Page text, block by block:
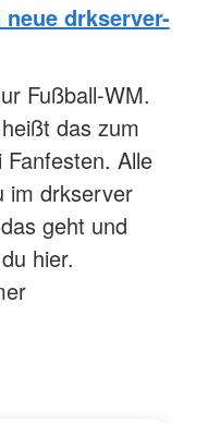
drkserver-
Fußball-WM.
das zum
Alle
im drkserver
geht und
hier.